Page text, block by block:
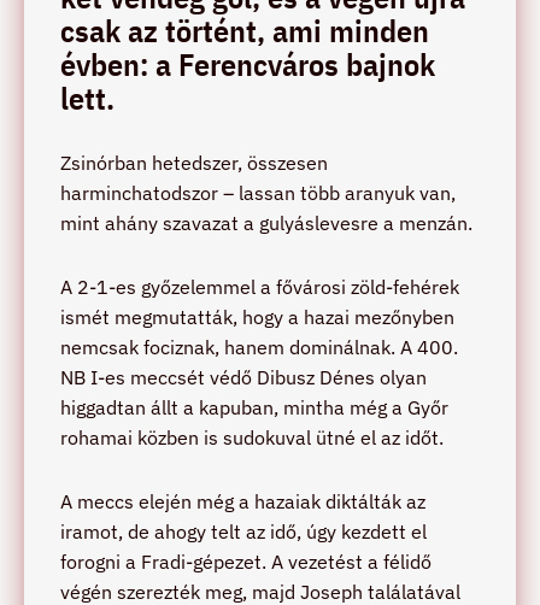
csak az történt, ami minden
évben: a Ferencváros bajnok
lett.
Zsinórban hetedszer, összesen
harminchatodszor – lassan több aranyuk van,
mint ahány szavazat a gulyáslevesre a menzán.
A 2-1-es győzelemmel a fővárosi zöld-fehérek
ismét megmutatták, hogy a hazai mezőnyben
nemcsak fociznak, hanem dominálnak. A 400.
NB I-es meccsét védő Dibusz Dénes olyan
higgadtan állt a kapuban, mintha még a Győr
rohamai közben is sudokuval ütné el az időt.
A meccs elején még a hazaiak diktálták az
iramot, de ahogy telt az idő, úgy kezdett el
forogni a Fradi-gépezet. A vezetést a félidő
végén szerezték meg, majd Joseph találatával